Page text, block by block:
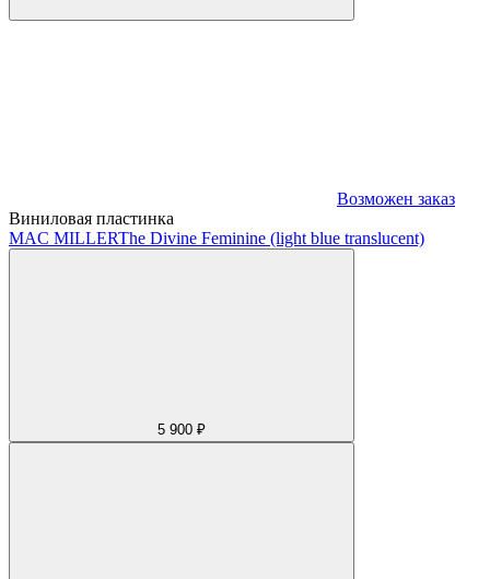
Возможен заказ
Виниловая пластинка
MAC MILLERThe Divine Feminine (light blue translucent)
5 900 ₽